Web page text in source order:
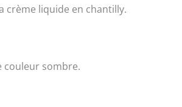
crème liquide en chantilly.
sombre.